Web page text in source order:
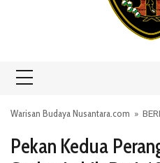
Warisan Budaya Nusantara.com »
Pekan Kedua